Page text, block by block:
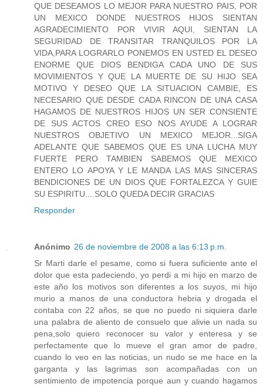
QUE DESEAMOS LO MEJOR PARA NUESTRO PAIS, POR
UN MEXICO DONDE NUESTROS HIJOS SIENTAN
AGRADECIMIENTO POR VIVIR AQUI, SIENTAN LA
SEGURIDAD DE TRANSITAR TRANQUILOS POR LA
VIDA,PARA LOGRARLO PONEMOS EN USTED EL DESEO
ENORME QUE DIOS BENDIGA CADA UNO DE SUS
MOVIMIENTOS Y QUE LA MUERTE DE SU HIJO SEA
MOTIVO Y DESEO QUE LA SITUACION CAMBIE, ES
NECESARIO QUE DESDE CADA RINCON DE UNA CASA
HAGAMOS DE NUESTROS HIJOS UN SER CONSIENTE
DE SUS ACTOS CREO ESO NOS AYUDE A LOGRAR
NUESTROS OBJETIVO UN MEXICO MEJOR...SIGA
ADELANTE QUE SABEMOS QUE ES UNA LUCHA MUY
FUERTE PERO TAMBIEN SABEMOS QUE MEXICO
ENTERO LO APOYA Y LE MANDA LAS MAS SINCERAS
BENDICIONES DE UN DIOS QUE FORTALEZCA Y GUIE
SU ESPIRITU....SOLO QUEDA DECIR GRACIAS
Responder
Anónimo 26 de noviembre de 2008 a las 6:13 p.m.
Sr Marti darle el pesame, como si fuera suficiente ante el
dolor que esta padeciendo, yo perdi a mi hijo en marzo de
este año los motivos son diferentes a los suyos, mi hijo
murio a manos de una conductora hebria y drogada el
contaba con 22 años, se que no puedo ni siquiera darle
una palabra de aliento de consuelo que alivie un nada su
pena,solo quiero reconocer su valor y enteresa y se
perfectamente que lo mueve el gran amor de padre,
cuando lo veo en las noticias, un nudo se me hace en la
garganta y las lagrimas son acompañadas con un
sentimiento de impotencia porque aun y cuando hagamos